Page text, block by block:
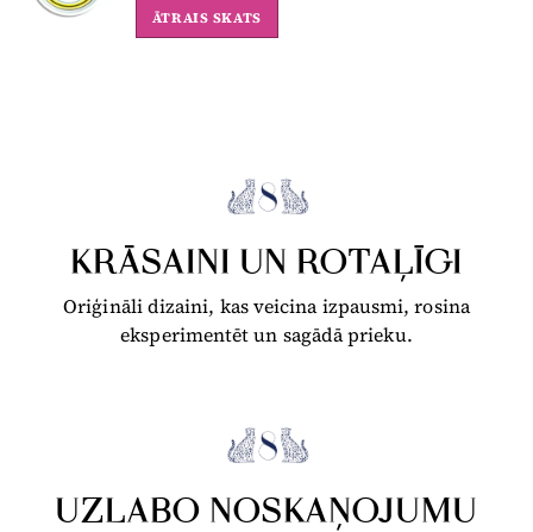
ĀTRAIS SKATS
KRĀSAINI UN ROTAĻĪGI
Oriģināli dizaini, kas veicina izpausmi, rosina
eksperimentēt un sagādā prieku.
UZLABO NOSKAŅOJUMU